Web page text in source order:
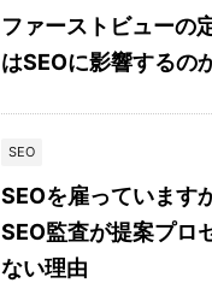
ファーストビューの
はSEOに影響するの
SEO
SEOを雇っています
SEO監査が提案プロ
ない理由